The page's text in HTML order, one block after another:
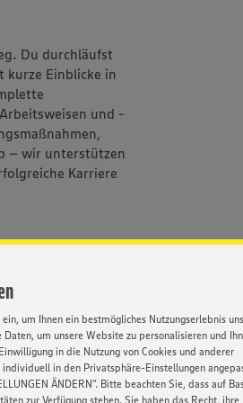
um Ihnen ein bestmögliches Nutzungserlebnis
um unsere Website zu personalisieren und
in die Nutzung von Cookies und anderer
in den Privatsphäre-Einstellungen
ÄNDERN”. Bitte beachten Sie, dass auf
zur Verfügung stehen. Sie haben das Recht, ihre
Du durchläufst
kurze Einblicke in
und -
– wir unterstützen
Karriere
Gute
Karrierechancen
Kantine